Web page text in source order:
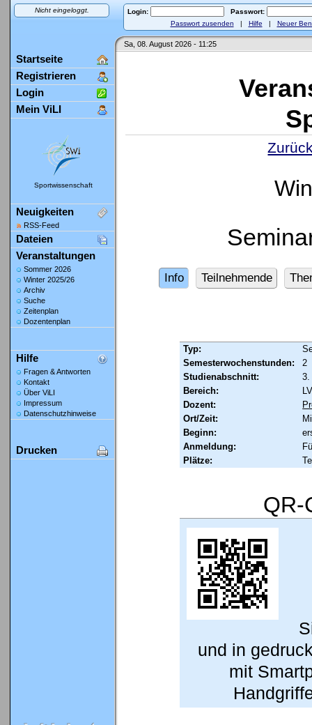
Nicht eingeloggt. Login:
Passwort:
Passwort zusenden | Hilfe | Neuer
Sa, 08. August 2026 - 11:25
Startseite
Registrieren
Login
Mein ViLI
Sportwissenschaft
Neuigkeiten
RSS-Feed
Dateien
Veranstaltungen
Sommer 2026
Winter 2025/26
Archiv
Suche
Zeitenplan
Dozentenplan
Hilfe
Fragen & Antworten
Kontakt
Über ViLI
Impressum
Datenschutzhinweise
Drucken
Info Teilnehmende
Typ:
Semesterwochenstunden:
2
Studienabschnitt:
3.
Bereich:
Dozent:
Ort/Zeit:
Beginn:
Anmeldung:
Plätze:
QR-
und in
mit